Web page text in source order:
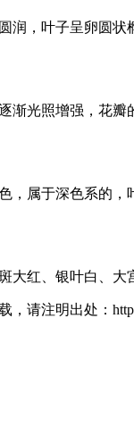
润，叶子呈卵圆
渐光照增强，花
，属于深色系的，
大红、银叶白、
请注明出处：